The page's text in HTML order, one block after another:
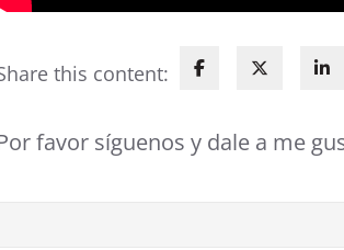
this content:
favor síguenos y dale a me